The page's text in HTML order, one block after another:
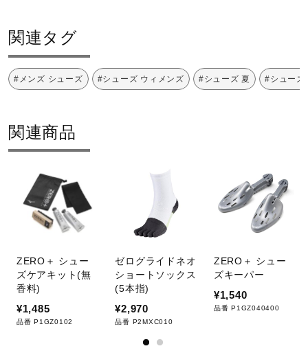
関連タグ
#メンズ シューズ #シューズ ウィメンズ #シューズ 夏 #シューズ
関連商品
ZERO＋ シュー
ズケアキット(無
香料)
¥1,485
品番 P1GZ0102
ゼログライドネオ
ショートソックス
(5本指)
¥2,970
品番 P2MXC010
ZERO＋ シュー
ズキーパー
¥1,540
品番 P1GZ040400